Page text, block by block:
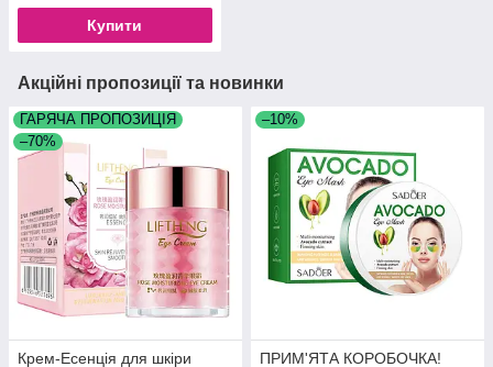
Купити
Акційні пропозиції та новинки
ГАРЯЧА ПРОПОЗИЦІЯ
–70%
Крем-Есенція для шкіри
–10%
ПРИМ'ЯТА КОРОБОЧКА!